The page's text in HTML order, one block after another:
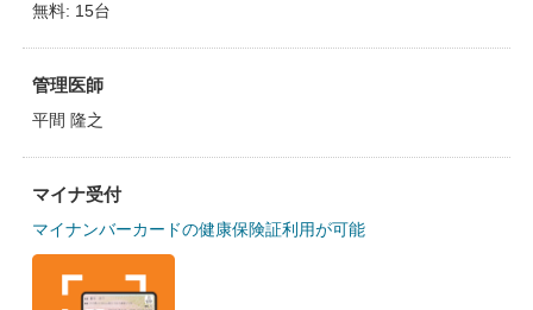
無料: 15台
管理医師
平間 隆之
マイナ受付
マイナンバーカードの健康保険証利用が可能